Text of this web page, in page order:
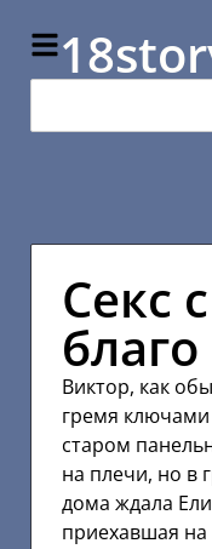
Секс
Виктор, как
гремя
старом
на плечи, но в
дома ждала
приехавшая